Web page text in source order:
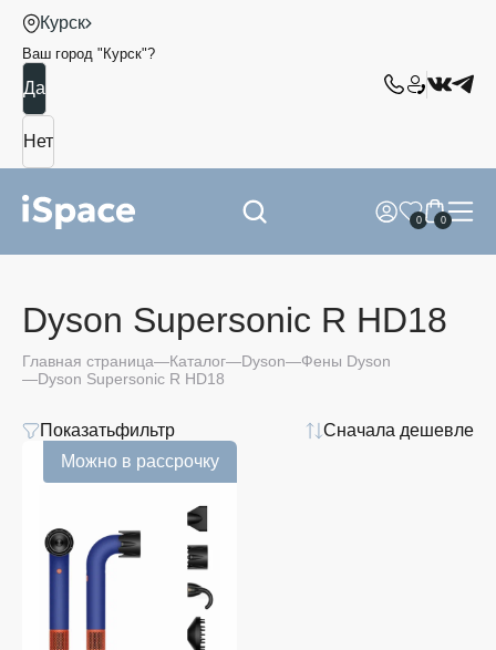
Курск
Ваш город " Курск"?
0 0
Dyson Supersonic R HD18
Главная страница Каталог Dyson
Фены Dyson
Dyson Supersonic R HD18
Показатьфильтр
Сначала дешевле
Модель
Dyson
Supersonic
r HD18
Показать
Можно в рассрочку